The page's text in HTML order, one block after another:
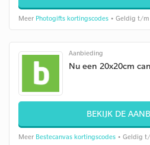
Meer Photogifts kortingscodes • Geldig t/m
Aanbieding
Nu een 20x20cm
BEKIJK DE
Meer Bestecanvas kortingscodes • Geldig